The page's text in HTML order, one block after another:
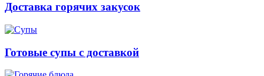
Доставка горячих закусок
Готовые супы с доставкой